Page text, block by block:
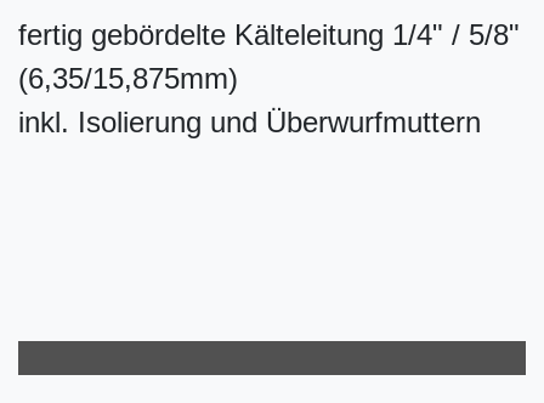
fertig gebördelte Kälteleitung 1/4" / 5/8"
(6,35/15,875mm)
inkl. Isolierung und Überwurfmuttern